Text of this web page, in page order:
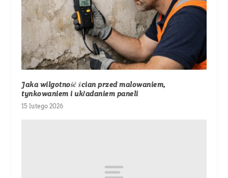
Jaka wilgotność ścian przed malowaniem,
tynkowaniem i układaniem paneli
15 lutego 2026